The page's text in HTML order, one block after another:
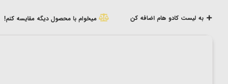
به لیست کادو هام اضافه کن میخوام با محصول دیگه مقایسه کنم!